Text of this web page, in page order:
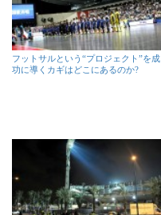
フットサルという“プロジェクト”を成
功に導くカギはどこにあるのか?